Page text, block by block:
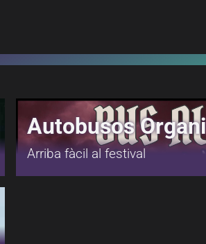
Autobusos
Arriba fàcil al festival